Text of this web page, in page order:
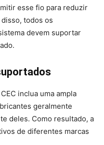
esse fio para reduzir
todos os
devem suportar
inclua uma ampla
geralmente
deles. Como resultado, a
de diferentes marcas